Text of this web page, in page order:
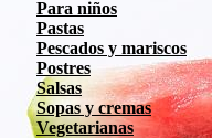
Para niños
Pastas
Pescados y mariscos
Postres
Salsas
Sopas y cremas
Vegetarianas